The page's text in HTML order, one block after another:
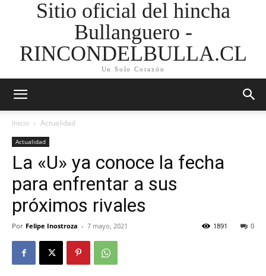
Sitio oficial del hincha
Bullanguero -
RINCONDELBULLA.CL
Un Solo Corazón
Inicio Actualidad
Actualidad
La «U» ya conoce la fecha
para enfrentar a sus
próximos rivales
Por Felipe Inostroza - 7 mayo, 2021 0
1891